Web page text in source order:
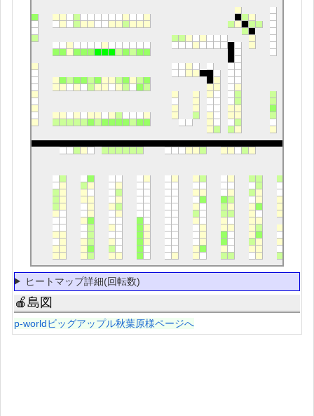
ヒートマップ詳細(回転数)
🍎島図
p-worldビッグアップル秋葉原様ページへ